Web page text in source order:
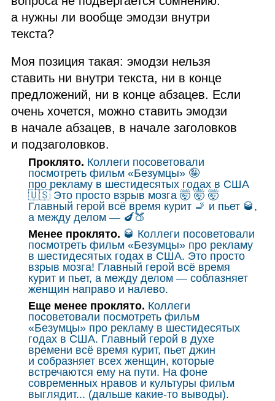
а нужны ли вообще эмодзи внутри
текста?
Моя позиция такая: эмодзи нельзя
ставить ни внутри текста, ни в конце
предложений, ни в конце абзацев. Если
очень хочется, можно ставить эмодзи
в начале абзацев, в начале заголовков
и подзаголовков.
Проклято. Коллеги посоветовали
посмотреть фильм «Безумцы» 🤪
про рекламу в шестидесятых годах в США
🇺🇸 Это просто взрыв мозга 🤯 🤯 🤯
Главный герой всё время курит 🚬 и пьет 🥃,
а между делом — 🍆🍑
Менее проклято. 🥃 Коллеги посоветовали
посмотреть фильм «Безумцы» про рекламу
в шестидесятых годах в США. Это просто
взрыв мозга! Главный герой всё время
курит и пьет, а между делом — соблазняет
женщин направо и налево.
Еще менее проклято. Коллеги
посоветовали посмотреть фильм
«Безумцы» про рекламу в шестидесятых
годах в США. Главный герой в духе
времени всё время курит, пьет джин
и собразняет всех женщин, которые
встречаются ему на пути. На фоне
современных нравов и культуры фильм
выглядит... (дальше какие‑то выводы).